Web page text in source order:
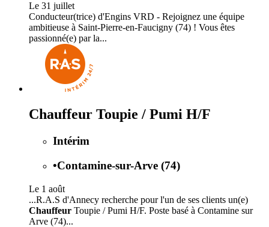
Le 31 juillet
Conducteur(trice) d'Engins VRD - Rejoignez une équipe
ambitieuse à Saint-Pierre-en-Faucigny (74) ! Vous êtes
passionné(e) par la...
Chauffeur Toupie / Pumi H/F
Intérim
•Contamine-sur-Arve (74)
Le 1 août
...R.A.S d'Annecy recherche pour l'un de ses clients un(e)
Chauffeur Toupie / Pumi H/F. Poste basé à Contamine sur
Arve (74)...